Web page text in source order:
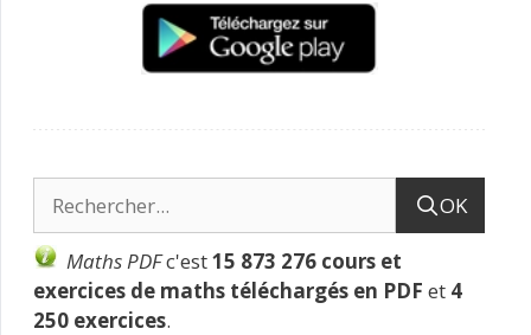
OK
Maths PDFc'est15 873 276 cours et
exercices de maths téléchargés en PDF et 4
250 exercices.